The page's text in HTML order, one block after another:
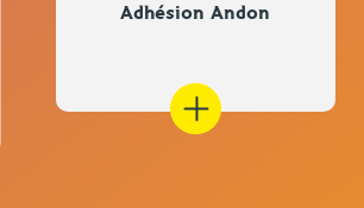
Adhésion Andon